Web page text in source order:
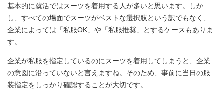
基本的に就活ではスーツを着用する人が多いと思います。しか
し、すべての場面でスーツがベストな選択肢という訳でもなく、
企業によっては「私服OK」や「私服推奨」とするケースもありま
す。
企業が私服を指定しているのにスーツを着用してしまうと、企業
の意図に沿っていないと言えますね。そのため、事前に当日の服
装指定をしっかり確認することが大切です。